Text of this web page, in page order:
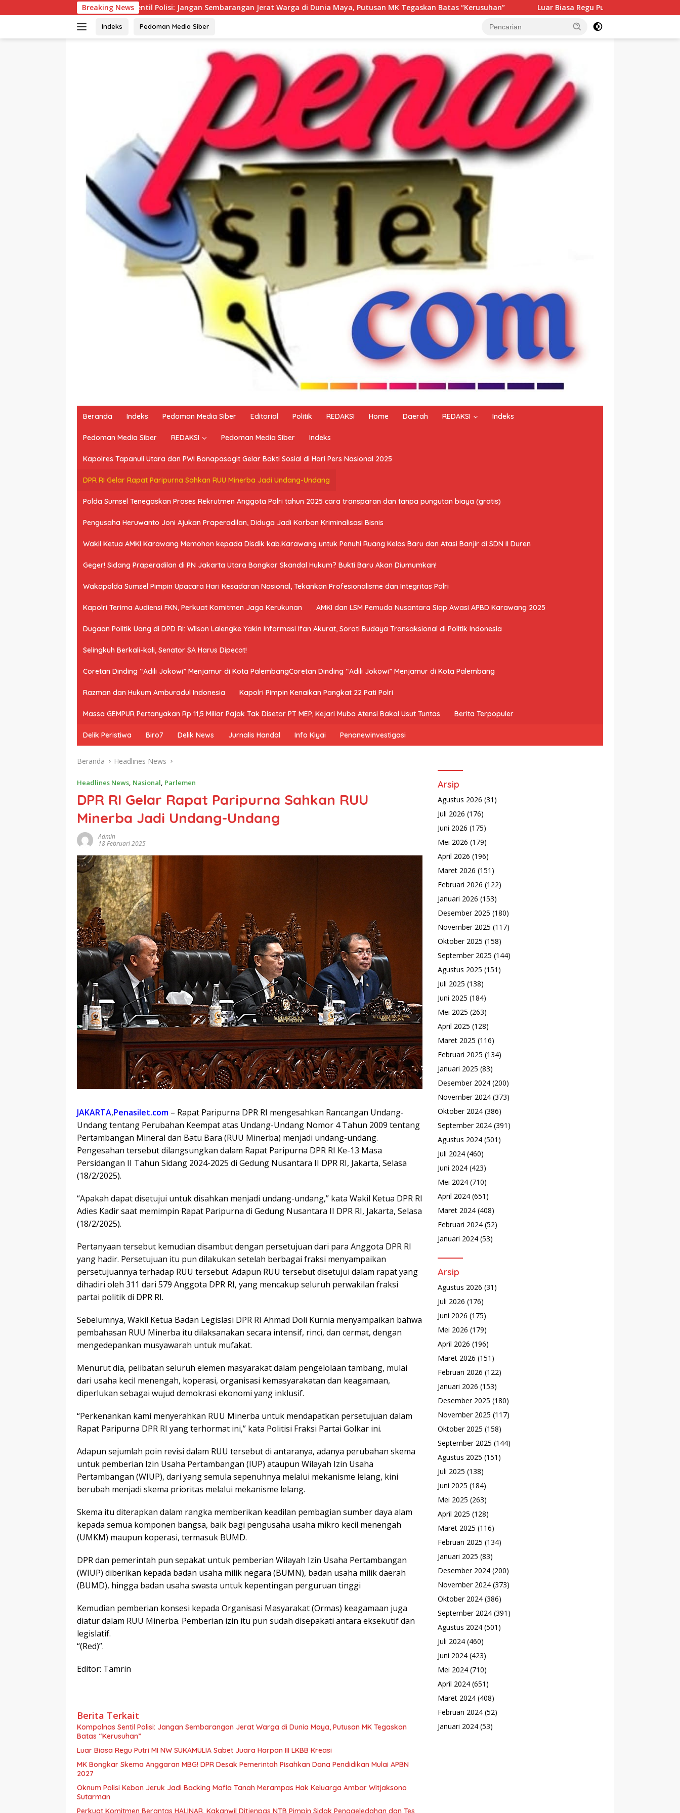
ke
Breaking News
Sentil Polisi: Jangan Sembarangan Jerat Warga di Dunia Maya, Putusan MK Tegaskan Batas “Kerusuhan” Luar Biasa Regu Putri MI NW SUKAMULIA Sabet Juara Harpan III
Indeks Pedoman Media Siber
Beranda Indeks Pedoman Media Siber Editorial Politik REDAKSI Home Daerah REDAKSI Indeks
Pedoman Media Siber REDAKSI Pedoman Media Siber Indeks
Kapolres Tapanuli Utara dan PWI Bonapasogit Gelar Bakti Sosial di Hari Pers Nasional 2025
DPR RI Gelar Rapat Paripurna Sahkan RUU Minerba Jadi Undang-Undang
Polda Sumsel Tenegaskan Proses Rekrutmen Anggota Polri tahun 2025 cara transparan dan tanpa pungutan biaya (gratis)
Pengusaha Heruwanto Joni Ajukan Praperadilan, Diduga Jadi Korban Kriminalisasi Bisnis
Wakil Ketua AMKI Karawang Memohon kepada Disdik kab.Karawang untuk Penuhi Ruang Kelas Baru dan Atasi Banjir di SDN II Duren
Geger! Sidang Praperadilan di PN Jakarta Utara Bongkar Skandal Hukum? Bukti Baru Akan Diumumkan!
Wakapolda Sumsel Pimpin Upacara Hari Kesadaran Nasional, Tekankan Profesionalisme dan Integritas Polri
Kapolri Terima Audiensi FKN, Perkuat Komitmen Jaga Kerukunan AMKI dan LSM Pemuda Nusantara Siap Awasi APBD Karawang 2025
Dugaan Politik Uang di DPD RI: Wilson Lalengke Yakin Informasi Ifan Akurat, Soroti Budaya Transaksional di Politik Indonesia
Selingkuh Berkali-kali, Senator SA Harus Dipecat!
Coretan Dinding “Adili Jokowi” Menjamur di Kota PalembangCoretan Dinding “Adili Jokowi” Menjamur di Kota Palembang
Razman dan Hukum Amburadul Indonesia Kapolri Pimpin Kenaikan Pangkat 22 Pati Polri
Massa GEMPUR Pertanyakan Rp 11,5 Miliar Pajak Tak Disetor PT MEP, Kejari Muba Atensi Bakal Usut Tuntas Berita Terpopuler
Delik Peristiwa Biro7 Delik News Jurnalis Handal Info Kiyai Penanewinvestigasi
Beranda Headlines News
Headlines News, Nasional, Parlemen
DPR RI Gelar Rapat Paripurna Sahkan RUU
Minerba Jadi Undang-Undang
Admin
18 Februari 2025
JAKARTA,Penasilet.com – Rapat Paripurna DPR RI mengesahkan Rancangan Undang-
Undang tentang Perubahan Keempat atas Undang-Undang Nomor 4 Tahun 2009 tentang
Pertambangan Mineral dan Batu Bara (RUU Minerba) menjadi undang-undang.
Pengesahan tersebut dilangsungkan dalam Rapat Paripurna DPR RI Ke-13 Masa
Persidangan II Tahun Sidang 2024-2025 di Gedung Nusantara II DPR RI, Jakarta, Selasa
(18/2/2025).
“Apakah dapat disetujui untuk disahkan menjadi undang-undang,” kata Wakil Ketua DPR RI
Adies Kadir saat memimpin Rapat Paripurna di Gedung Nusantara II DPR RI, Jakarta, Selasa
(18/2/2025).
Pertanyaan tersebut kemudian disambut dengan persetujuan dari para Anggota DPR RI
yang hadir. Persetujuan itu pun dilakukan setelah berbagai fraksi menyampaikan
persetujuannya terhadap RUU tersebut. Adapun RUU tersebut disetujui dalam rapat yang
dihadiri oleh 311 dari 579 Anggota DPR RI, yang mencakup seluruh perwakilan fraksi
partai politik di DPR RI.
Sebelumnya, Wakil Ketua Badan Legislasi DPR RI Ahmad Doli Kurnia menyampaikan bahwa
pembahasan RUU Minerba itu dilaksanakan secara intensif, rinci, dan cermat, dengan
mengedepankan musyawarah untuk mufakat.
Menurut dia, pelibatan seluruh elemen masyarakat dalam pengelolaan tambang, mulai
dari usaha kecil menengah, koperasi, organisasi kemasyarakatan dan keagamaan,
diperlukan sebagai wujud demokrasi ekonomi yang inklusif.
“Perkenankan kami menyerahkan RUU Minerba untuk mendapatkan persetujuan dalam
Rapat Paripurna DPR RI yang terhormat ini,” kata Politisi Fraksi Partai Golkar ini.
Adapun sejumlah poin revisi dalam RUU tersebut di antaranya, adanya perubahan skema
untuk pemberian Izin Usaha Pertambangan (IUP) ataupun Wilayah Izin Usaha
Pertambangan (WIUP), dari yang semula sepenuhnya melalui mekanisme lelang, kini
berubah menjadi skema prioritas melalui mekanisme lelang.
Skema itu diterapkan dalam rangka memberikan keadilan pembagian sumber daya alam
kepada semua komponen bangsa, baik bagi pengusaha usaha mikro kecil menengah
(UMKM) maupun koperasi, termasuk BUMD.
DPR dan pemerintah pun sepakat untuk pemberian Wilayah Izin Usaha Pertambangan
(WIUP) diberikan kepada badan usaha milik negara (BUMN), badan usaha milik daerah
(BUMD), hingga badan usaha swasta untuk kepentingan perguruan tinggi
Kemudian pemberian konsesi kepada Organisasi Masyarakat (Ormas) keagamaan juga
diatur dalam RUU Minerba. Pemberian izin itu pun sudah disepakati antara eksekutif dan
legislatif.
“(Red)”.
Editor: Tamrin
Berita Terkait
Kompolnas Sentil Polisi: Jangan Sembarangan Jerat Warga di Dunia Maya, Putusan MK Tegaskan
Batas “Kerusuhan”
Luar Biasa Regu Putri MI NW SUKAMULIA Sabet Juara Harpan III LKBB Kreasi
MK Bongkar Skema Anggaran MBG! DPR Desak Pemerintah Pisahkan Dana Pendidikan Mulai APBN
2027
Oknum Polisi Kebon Jeruk Jadi Backing Mafia Tanah Merampas Hak Keluarga Ambar Witjaksono
Sutarman
Perkuat Komitmen Berantas HALINAR, Kakanwil Ditjenpas NTB Pimpin Sidak Penggeledahan dan Tes
Arsip
Agustus 2026 (31)
Juli 2026 (176)
Juni 2026 (175)
Mei 2026 (179)
April 2026 (196)
Maret 2026 (151)
Februari 2026 (122)
Januari 2026 (153)
Desember 2025 (180)
November 2025 (117)
Oktober 2025 (158)
September 2025 (144)
Agustus 2025 (151)
Juli 2025 (138)
Juni 2025 (184)
Mei 2025 (263)
April 2025 (128)
Maret 2025 (116)
Februari 2025 (134)
Januari 2025 (83)
Desember 2024 (200)
November 2024 (373)
Oktober 2024 (386)
September 2024 (391)
Agustus 2024 (501)
Juli 2024 (460)
Juni 2024 (423)
Mei 2024 (710)
April 2024 (651)
Maret 2024 (408)
Februari 2024 (52)
Januari 2024 (53)
Arsip
Agustus 2026 (31)
Juli 2026 (176)
Juni 2026 (175)
Mei 2026 (179)
April 2026 (196)
Maret 2026 (151)
Februari 2026 (122)
Januari 2026 (153)
Desember 2025 (180)
November 2025 (117)
Oktober 2025 (158)
September 2025 (144)
Agustus 2025 (151)
Juli 2025 (138)
Juni 2025 (184)
Mei 2025 (263)
April 2025 (128)
Maret 2025 (116)
Februari 2025 (134)
Januari 2025 (83)
Desember 2024 (200)
November 2024 (373)
Oktober 2024 (386)
September 2024 (391)
Agustus 2024 (501)
Juli 2024 (460)
Juni 2024 (423)
Mei 2024 (710)
April 2024 (651)
Maret 2024 (408)
Februari 2024 (52)
Januari 2024 (53)